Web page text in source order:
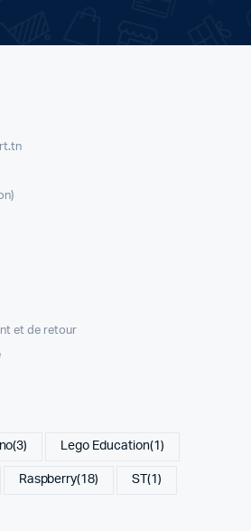
et de retour
(3) Lego Education(1)
Raspberry(18) ST(1)